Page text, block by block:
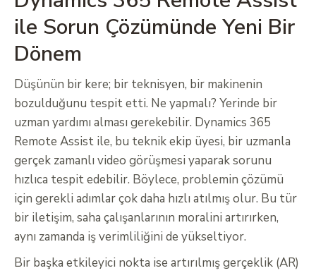
ile Sorun Çözümünde Yeni Bir
Dönem
Düşünün bir kere; bir teknisyen, bir makinenin
bozulduğunu tespit etti. Ne yapmalı? Yerinde bir
uzman yardımı alması gerekebilir. Dynamics 365
Remote Assist ile, bu teknik ekip üyesi, bir uzmanla
gerçek zamanlı video görüşmesi yaparak sorunu
hızlıca tespit edebilir. Böylece, problemin çözümü
için gerekli adımlar çok daha hızlı atılmış olur. Bu tür
bir iletişim, saha çalışanlarının moralini artırırken,
aynı zamanda iş verimliliğini de yükseltiyor.
Bir başka etkileyici nokta ise artırılmış gerçeklik (AR)